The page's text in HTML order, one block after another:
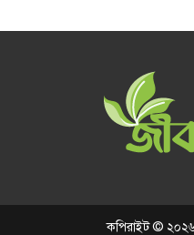
কপিরাইট © ২০২৬